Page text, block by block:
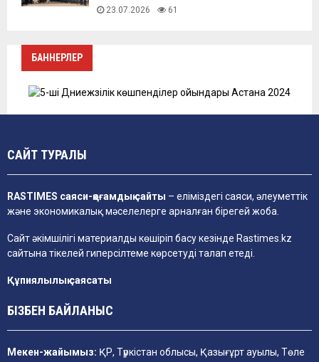
23.07.2026 61
БАННЕРЛЕР
САЙТ ТУРАЛЫ
RASTIMES саяси-қоғамдық сайты – еліміздегі саяси, әлеуметтік
және экономикалық мәселелерге арналған бірегей жоба.
Сайт әкімшілігі материалды көшіріп басу кезінде Rastimes.kz
сайтына тікелей гиперсілтеме көрсетуді талап етеді.
Құпиялылық саясаты
БІЗБЕН БАЙЛАНЫС
Мекен-жайымыз: ҚР, Түркістан облысы, Қазығұрт ауылы, Төле